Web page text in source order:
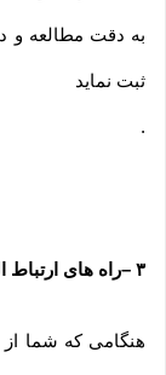
به دقت مطالعه و
ثبت نماید
.
۳ –راه های ارتباط
هنگامی که شما